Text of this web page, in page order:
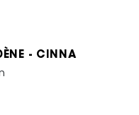
- CINNA